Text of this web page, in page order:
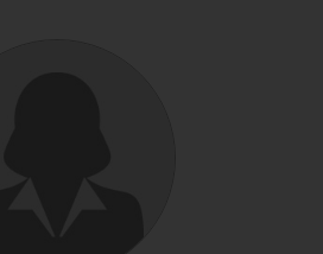
DC. The Cucurbits of